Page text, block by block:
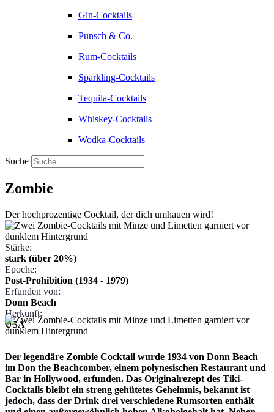
Gin-Cocktails
Punsch & Co.
Rum-Cocktails
Sparkling-Cocktails
Tequila-Cocktails
Whiskey-Cocktails
Wodka-Cocktails
Suche
Zombie
Der hochprozentige Cocktail, der dich umhauen wird!
Stärke:
stark (über 20%)
Epoche:
Post-Prohibition (1934 - 1979)
Erfunden von:
Donn Beach
Herkunft:
USA
Der legendäre Zombie Cocktail wurde 1934 von Donn Beach
im Don the Beachcomber, einem polynesischen Restaurant und
Bar in Hollywood, erfunden. Das Originalrezept des Tiki-
Cocktails bleibt ein streng gehütetes Geheimnis, bekannt ist
jedoch, dass der Drink drei verschiedene Rumsorten enthält